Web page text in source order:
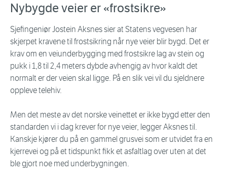
Nybygde veier er «frostsikre»
Sjefingeniør Jostein Aksnes sier at Statens vegvesen har
skjerpet kravene til frostsikring når nye veier blir bygd. Det er
krav om en veiunderbygging med frostsikre lag av stein og
pukk i 1,8 til 2,4 meters dybde avhengig av hvor kaldt det
normalt er der veien skal ligge. På en slik vei vil du sjeldnere
oppleve telehiv.
Men det meste av det norske veinettet er ikke bygd etter den
standarden vi i dag krever for nye veier, legger Aksnes til.
Kanskje kjører du på en gammel grusvei som er utvidet fra en
kjerrevei og på et tidspunkt fikk et asfaltlag over uten at det
ble gjort noe med underbygningen.